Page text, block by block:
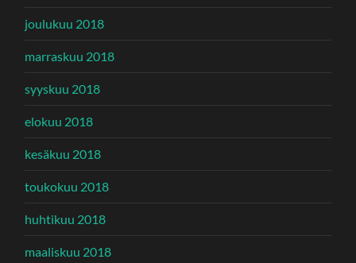
joulukuu 2018
marraskuu 2018
syyskuu 2018
elokuu 2018
kesäkuu 2018
toukokuu 2018
huhtikuu 2018
maaliskuu 2018